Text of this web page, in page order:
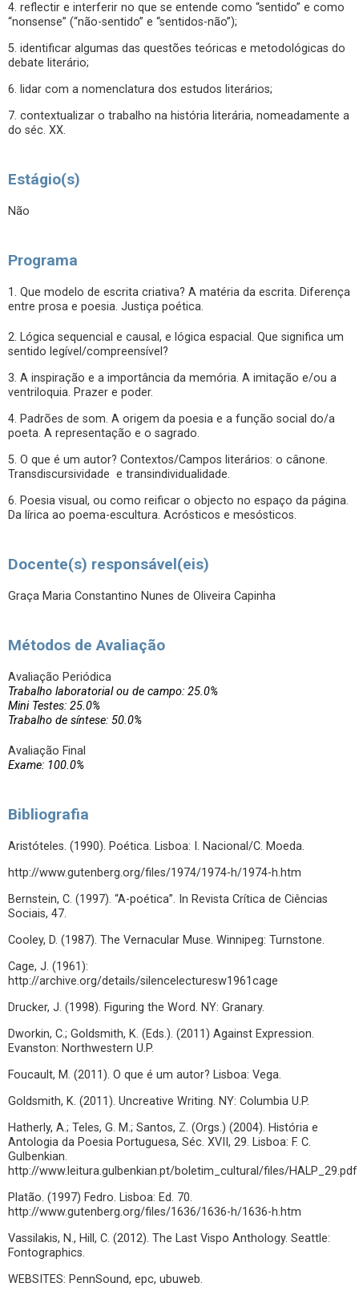
4. reflectir e interferir no que se entende como “sentido” e como
“nonsense” (“não-sentido” e “sentidos-não”);
5. identificar algumas das questões teóricas e metodológicas do
debate literário;
6. lidar com a nomenclatura dos estudos literários;
7. contextualizar o trabalho na história literária, nomeadamente a
do séc. XX.
Estágio(s)
Não
Programa
1. Que modelo de escrita criativa? A matéria da escrita. Diferença
entre prosa e poesia. Justiça poética.
2. Lógica sequencial e causal, e lógica espacial. Que significa um
sentido legível/compreensível?
3. A inspiração e a importância da memória. A imitação e/ou a
ventriloquia. Prazer e poder.
4. Padrões de som. A origem da poesia e a função social do/a
poeta. A representação e o sagrado.
5. O que é um autor? Contextos/Campos literários: o cânone.
Transdiscursividade e transindividualidade.
6. Poesia visual, ou como reificar o objecto no espaço da página.
Da lírica ao poema-escultura. Acrósticos e mesósticos.
Docente(s) responsável(eis)
Graça Maria Constantino Nunes de Oliveira Capinha
Métodos de Avaliação
Avaliação Periódica
Trabalho laboratorial ou de campo: 25.0%
Mini Testes: 25.0%
Trabalho de síntese: 50.0%
Avaliação Final
Exame: 100.0%
Bibliografia
Aristóteles. (1990). Poética. Lisboa: I. Nacional/C. Moeda.
http://www.gutenberg.org/files/1974/1974-h/1974-h.htm
Bernstein, C. (1997). “A-poética”. In Revista Crítica de Ciências
Sociais, 47.
Cooley, D. (1987). The Vernacular Muse. Winnipeg: Turnstone.
Cage, J. (1961):
http://archive.org/details/silencelecturesw1961cage
Drucker, J. (1998). Figuring the Word. NY: Granary.
Dworkin, C.; Goldsmith, K. (Eds.). (2011) Against Expression.
Evanston: Northwestern U.P.
Foucault, M. (2011). O que é um autor? Lisboa: Vega.
Goldsmith, K. (2011). Uncreative Writing. NY: Columbia U.P.
Hatherly, A.; Teles, G. M.; Santos, Z. (Orgs.) (2004). História e
Antologia da Poesia Portuguesa, Séc. XVII, 29. Lisboa: F. C.
Gulbenkian.
http://www.leitura.gulbenkian.pt/boletim_cultural/files/HALP_29.pdf
Platão. (1997) Fedro. Lisboa: Ed. 70.
http://www.gutenberg.org/files/1636/1636-h/1636-h.htm
Vassilakis, N., Hill, C. (2012). The Last Vispo Anthology. Seattle:
Fontographics.
WEBSITES: PennSound, epc, ubuweb.